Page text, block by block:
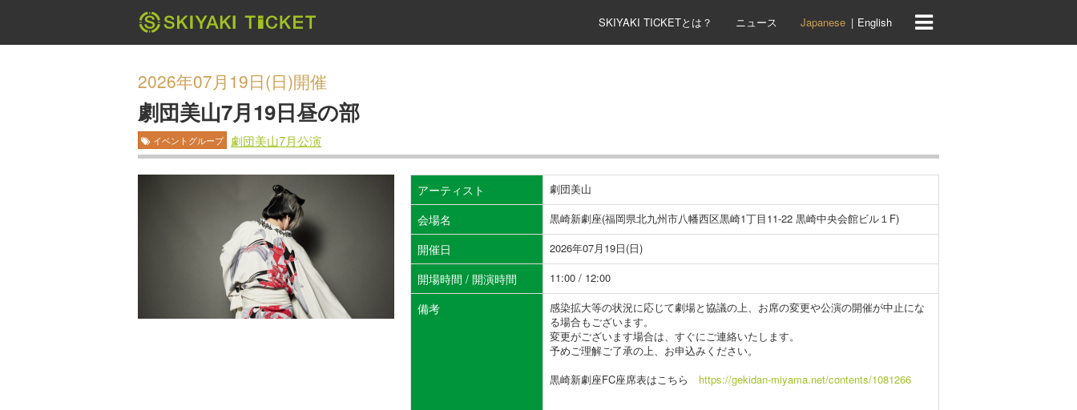
SKIYAKI TICKETとは？ ニュース Japanese English
2026年07月19日(日)開催
劇団美山7月19日昼の部
イベントグループ 劇団美山7月公演
アーティスト 劇団美山
会場名 黒崎新劇座(福岡県北九州市八幡西区黒崎1丁目11-22 黒崎中央会館ビル１F)
開催日 2026年07月19日(日)
開場時間 / 開演時間 11:00 / 12:00
備考
感染拡大等の状況に応じて劇場と協議の上、お席の変更や公演の開催が中止にな
る場合もございます。
変更がございます場合は、すぐにご連絡いたします。
予めご理解ご了承の上、お申込みください。
黒崎新劇座FC座席表はこちら https://gekidan-miyama.net/contents/1081266